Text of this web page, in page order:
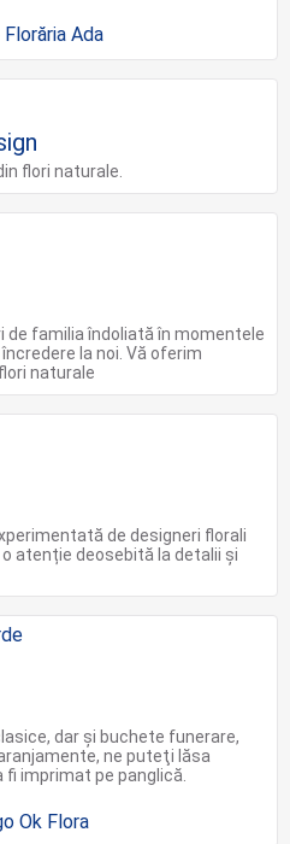
flori naturale.
familia îndoliată în momentele
la noi. Vă oferim
naturale
de designeri florali
atenție deosebită la detalii și
dar şi buchete funerare,
ne puteţi lăsa
imprimat pe panglică.